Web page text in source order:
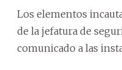
Los elementos
de la jefatura de
comunicado a las